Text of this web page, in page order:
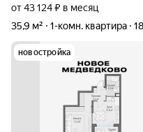
от 43 124 ₽ в месяц
35,9 м²
1-комн. квартира
новостройка